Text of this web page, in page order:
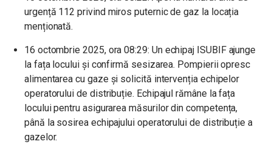
urgență 112 privind miros puternic de gaz la locația
menționată.
16 octombrie 2025, ora 08:29: Un echipaj ISUBIF ajunge
la fața locului și confirmă sesizarea. Pompierii opresc
alimentarea cu gaze și solicită intervenția echipelor
operatorului de distribuție. Echipajul rămâne la fața
locului pentru asigurarea măsurilor din competența,
până la sosirea echipajului operatorului de distribuție a
gazelor.